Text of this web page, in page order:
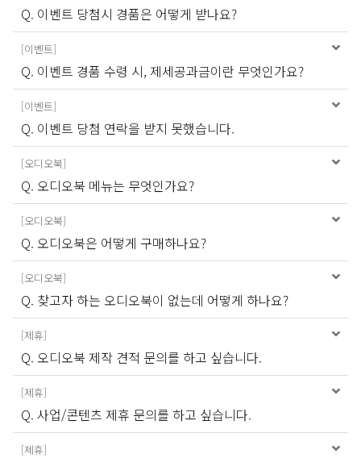
Q. 이벤트 당첨시 경품은 어떻게 받나요?
[이벤트]
Q. 이벤트 경품 수령 시, 제세공과금이란 무엇인가요?
[이벤트]
Q. 이벤트 당첨 연락을 받지 못했습니다.
[오디오북]
Q. 오디오북 메뉴는 무엇인가요?
[오디오북]
Q. 오디오북은 어떻게 구매하나요?
[오디오북]
Q. 찾고자 하는 오디오북이 없는데 어떻게 하나요?
[제휴]
Q. 오디오북 제작 견적 문의를 하고 싶습니다.
[제휴]
Q. 사업/콘텐츠 제휴 문의를 하고 싶습니다.
[제휴]